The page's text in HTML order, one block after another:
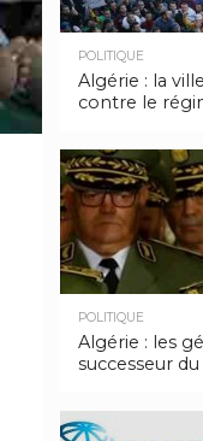
POLITIQUE
Algérie : la
contre le
POLITIQUE
Algérie : les
successeur